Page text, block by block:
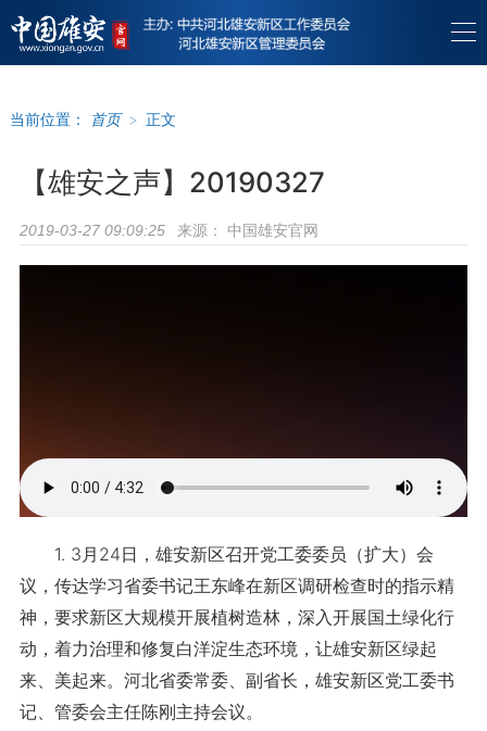
当前位置： 首页 > 正文
【雄安之声】20190327
2019-03-27 09:09:25 来源： 中国雄安官网
1. 3月24日，雄安新区召开党工委委员（扩大）会
议，传达学习省委书记王东峰在新区调研检查时的指示精
神，要求新区大规模开展植树造林，深入开展国土绿化行
动，着力治理和修复白洋淀生态环境，让雄安新区绿起
来、美起来。河北省委常委、副省长，雄安新区党工委书
记、管委会主任陈刚主持会议。